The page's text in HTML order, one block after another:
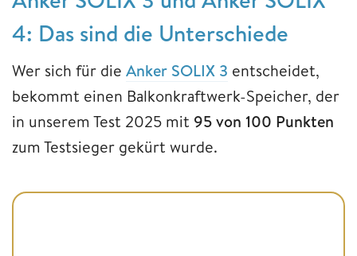
4: Das sind die Unterschiede
Wer sich für die Anker SOLIX 3 entscheidet,
bekommt einen Balkonkraftwerk-Speicher, der
in unserem Test 2025 mit 95 von 100 Punkten
zum Testsieger gekürt wurde.